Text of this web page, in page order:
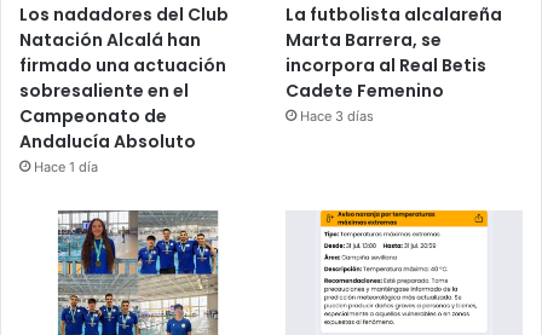
Los nadadores del Club
Natación Alcalá han
firmado una actuación
sobresaliente en el
Campeonato de
Andalucía Absoluto
Hace 1 día
La futbolista alcalareña
Marta Barrera, se
incorpora al Real Betis
Cadete Femenino
Hace 3 días